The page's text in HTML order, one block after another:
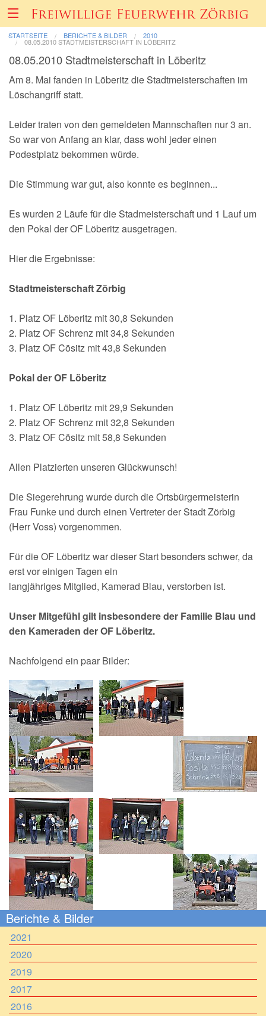
Fahrzeuge & Technik
Einsätze
STARTSEITE BERICHTE & BILDER 2010
08.05.2010 STADTMEISTERSCHAFT IN LÖBERITZ
08.05.2010 Stadtmeisterschaft in Löberitz
Am 8. Mai fanden in Löberitz die Stadtmeisterschaften im
Löschangriff statt.
Leider traten von den gemeldeten Mannschaften nur 3 an.
So war von Anfang an klar, dass wohl jeder einen
Podestplatz bekommen würde.
Die Stimmung war gut, also konnte es beginnen...
Es wurden 2 Läufe für die Stadmeisterschaft und 1 Lauf um
den Pokal der OF Löberitz ausgetragen.
Hier die Ergebnisse:
Stadtmeisterschaft Zörbig
1. Platz OF Löberitz mit 30,8 Sekunden
2. Platz OF Schrenz mit 34,8 Sekunden
3. Platz OF Cösitz mit 43,8 Sekunden
Pokal der OF Löberitz
1. Platz OF Löberitz mit 29,9 Sekunden
2. Platz OF Schrenz mit 32,8 Sekunden
3. Platz OF Cösitz mit 58,8 Sekunden
Allen Platzierten unseren Glückwunsch!
Die Siegerehrung wurde durch die Ortsbürgermeisterin
Frau Funke und durch einen Vertreter der Stadt Zörbig
(Herr Voss) vorgenommen.
Für die OF Löberitz war dieser Start besonders schwer, da
erst vor einigen Tagen ein
langjähriges Mitglied, Kamerad Blau, verstorben ist.
Unser Mitgefühl gilt insbesondere der Familie Blau und
den Kameraden der OF Löberitz.
Nachfolgend ein paar Bilder:
Berichte & Bilder
2021
2020
2019
2017
2016